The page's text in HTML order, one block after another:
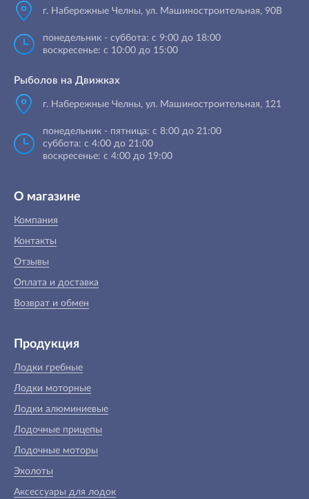
г. Набережные Челны, ул. Машиностроительная, 90B
понедельник - суббота: с 9:00 до 18:00
воскресенье: с 10:00 до 15:00
Рыболов на Движках
г. Набережные Челны, ул. Машиностроительная, 121
понедельник - пятница: с 8:00 до 21:00
суббота: с 4:00 до 21:00
воскресенье: с 4:00 до 19:00
О магазине
Компания
Контакты
Отзывы
Оплата и доставка
Возврат и обмен
Продукция
Лодки гребные
Лодки моторные
Лодки алюминиевые
Лодочные прицепы
Лодочные моторы
Эхолоты
Аксессуары для лодок